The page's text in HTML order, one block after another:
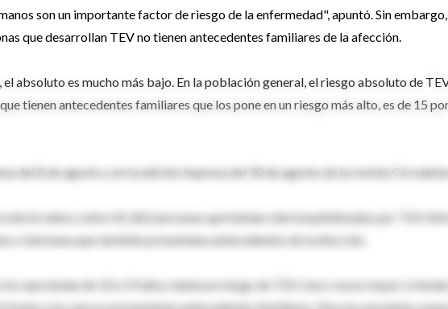
son un importante factor de riesgo de la enfermedad", apuntó. Sin embargo,
que desarrollan TEV no tienen antecedentes familiares de la afección.
absoluto es mucho más bajo. En la población general, el riesgo absoluto de
tienen antecedentes familiares que los pone en un riesgo más alto, es de 15
del 8 de agosto y en la edición impresa del 30 de agosto de la revista
datos sobre 45,362 personas que habían sido hospitalizadas por TEV.
o hermana que también presentaba antecedentes de la afección.
que tenían de 10 a 19 años, había un riesgo de TEV cinco veces mayor si tenían